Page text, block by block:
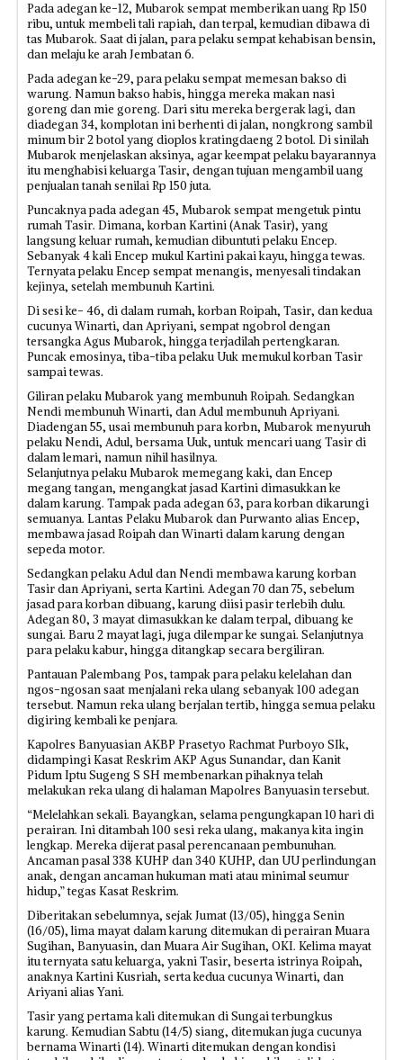
Pada adegan ke-12, Mubarok sempat memberikan uang Rp 150
ribu, untuk membeli tali rapiah, dan terpal, kemudian dibawa di
tas Mubarok. Saat di jalan, para pelaku sempat kehabisan bensin,
dan melaju ke arah Jembatan 6.
Pada adegan ke-29, para pelaku sempat memesan bakso di
warung. Namun bakso habis, hingga mereka makan nasi
goreng dan mie goreng. Dari situ mereka bergerak lagi, dan
diadegan 34, komplotan ini berhenti di jalan, nongkrong sambil
minum bir 2 botol yang dioplos kratingdaeng 2 botol. Di sinilah
Mubarok menjelaskan aksinya, agar keempat pelaku bayarannya
itu menghabisi keluarga Tasir, dengan tujuan mengambil uang
penjualan tanah senilai Rp 150 juta.
Puncaknya pada adegan 45, Mubarok sempat mengetuk pintu
rumah Tasir. Dimana, korban Kartini (Anak Tasir), yang
langsung keluar rumah, kemudian dibuntuti pelaku Encep.
Sebanyak 4 kali Encep mukul Kartini pakai kayu, hingga tewas.
Ternyata pelaku Encep sempat menangis, menyesali tindakan
kejinya, setelah membunuh Kartini.
Di sesi ke- 46, di dalam rumah, korban Roipah, Tasir, dan kedua
cucunya Winarti, dan Apriyani, sempat ngobrol dengan
tersangka Agus Mubarok, hingga terjadilah pertengkaran.
Puncak emosinya, tiba-tiba pelaku Uuk memukul korban Tasir
sampai tewas.
Giliran pelaku Mubarok yang membunuh Roipah. Sedangkan
Nendi membunuh Winarti, dan Adul membunuh Apriyani.
Diadengan 55, usai membunuh para korbn, Mubarok menyuruh
pelaku Nendi, Adul, bersama Uuk, untuk mencari uang Tasir di
dalam lemari, namun nihil hasilnya.
Selanjutnya pelaku Mubarok memegang kaki, dan Encep
megang tangan, mengangkat jasad Kartini dimasukkan ke
dalam karung. Tampak pada adegan 63, para korban dikarungi
semuanya. Lantas Pelaku Mubarok dan Purwanto alias Encep,
membawa jasad Roipah dan Winarti dalam karung dengan
sepeda motor.
Sedangkan pelaku Adul dan Nendi membawa karung korban
Tasir dan Apriyani, serta Kartini. Adegan 70 dan 75, sebelum
jasad para korban dibuang, karung diisi pasir terlebih dulu.
Adegan 80, 3 mayat dimasukkan ke dalam terpal, dibuang ke
sungai. Baru 2 mayat lagi, juga dilempar ke sungai. Selanjutnya
para pelaku kabur, hingga ditangkap secara bergiliran.
Pantauan Palembang Pos, tampak para pelaku kelelahan dan
ngos-ngosan saat menjalani reka ulang sebanyak 100 adegan
tersebut. Namun reka ulang berjalan tertib, hingga semua pelaku
digiring kembali ke penjara.
Kapolres Banyuasian AKBP Prasetyo Rachmat Purboyo SIk,
didampingi Kasat Reskrim AKP Agus Sunandar, dan Kanit
Pidum Iptu Sugeng S SH membenarkan pihaknya telah
melakukan reka ulang di halaman Mapolres Banyuasin tersebut.
“Melelahkan sekali. Bayangkan, selama pengungkapan 10 hari di
perairan. Ini ditambah 100 sesi reka ulang, makanya kita ingin
lengkap. Mereka dijerat pasal perencanaan pembunuhan.
Ancaman pasal 338 KUHP dan 340 KUHP, dan UU perlindungan
anak, dengan ancaman hukuman mati atau minimal seumur
hidup,” tegas Kasat Reskrim.
Diberitakan sebelumnya, sejak Jumat (13/05), hingga Senin
(16/05), lima mayat dalam karung ditemukan di perairan Muara
Sugihan, Banyuasin, dan Muara Air Sugihan, OKI. Kelima mayat
itu ternyata satu keluarga, yakni Tasir, beserta istrinya Roipah,
anaknya Kartini Kusriah, serta kedua cucunya Winarti, dan
Ariyani alias Yani.
Tasir yang pertama kali ditemukan di Sungai terbungkus
karung. Kemudian Sabtu (14/5) siang, ditemukan juga cucunya
bernama Winarti (14). Winarti ditemukan dengan kondisi